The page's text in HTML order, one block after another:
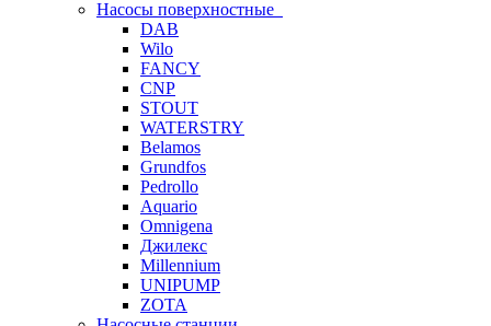
Насосы поверхностные
DAB
Wilo
FANCY
CNP
STOUT
WATERSTRY
Belamos
Grundfos
Pedrollo
Aquario
Omnigena
Джилекс
Millennium
UNIPUMP
ZOTA